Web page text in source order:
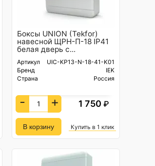
Боксы UNION (Tekfor)
навесной ЩРН-П-18 IP41
белая дверь с...
Артикул
UIC-KP13-N-18-41-K01
Бренд
IEK
Страна
Россия
- + 1 750₽
Купить в 1 клик